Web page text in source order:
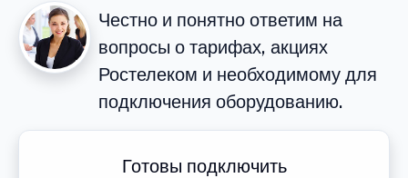
Честно и понятно ответим на
вопросы о тарифах, акциях
Ростелеком и необходимому для
подключения оборудованию.
Готовы подключить